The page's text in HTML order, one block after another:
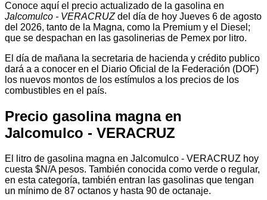
Conoce aquí el precio actualizado de la gasolina en
Jalcomulco - VERACRUZdel día de hoy Jueves 6 de agosto
del 2026, tanto de la Magna, como la Premium y el Diesel;
que se despachan en las gasolinerias de Pemex por litro.
El día de mañana la secretaria de hacienda y crédito publico
dará a a conocer en el Diario Oficial de la Federación (DOF)
los nuevos montos de los estímulos a los precios de los
combustibles en el país.
Precio gasolina magna en
Jalcomulco - VERACRUZ
El litro de gasolina magna en Jalcomulco - VERACRUZ hoy
cuesta $N/A pesos. También conocida como verde o regular,
en esta categoría, también entran las gasolinas que tengan
un mínimo de 87 octanos y hasta 90 de octanaje.